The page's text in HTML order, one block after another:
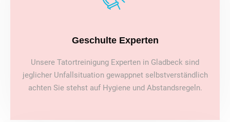
Geschulte Experten
Unsere Tatortreinigung Experten in Gladbeck sind
jeglicher Unfallsituation gewappnet selbstverständlich
achten Sie stehst auf Hygiene und Abstandsregeln.